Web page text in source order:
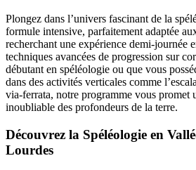
Plongez dans l’univers fascinant de la
formule intensive, parfaitement adaptée
recherchant une expérience demi-journée
techniques avancées de progression sur
débutant en spéléologie ou que vous
dans des activités verticales comme
via-ferrata, notre programme vous promet
inoubliable des profondeurs de la terre.
Découvrez la Spéléologie en
Lourdes